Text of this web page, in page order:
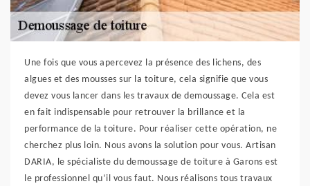
Une fois que vous apercevez la présence des lichens, des
algues et des mousses sur la toiture, cela signifie que vous
devez vous lancer dans les travaux de demoussage. Cela est
en fait indispensable pour retrouver la brillance et la
performance de la toiture. Pour réaliser cette opération, ne
cherchez plus loin. Nous avons la solution pour vous. Artisan
DARIA, le spécialiste du demoussage de toiture à Garons est
le professionnel qu’il vous faut. Nous réalisons tous travaux